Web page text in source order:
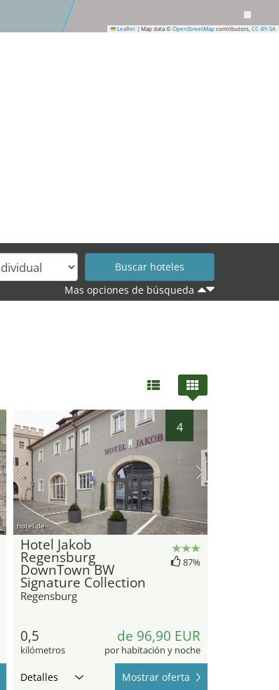
Leaflet | Map data © OpenStreetMap contributors, CC-BY-SA
Mas opciones de búsqueda
4
hotel.de
Hotel Jakob
Regensburg
DownTown BW
Signature Collection
Regensburg
87%
0,5
kilómetros
de 96,90 EUR
por habitación y noche
Detalles Mostrar oferta